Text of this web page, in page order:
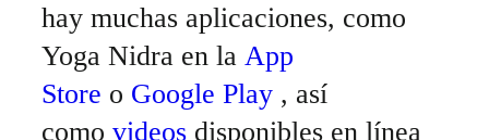
hay muchas aplicaciones, como
Yoga Nidra en la App
Store o Google Play , así
comovideos disponibles en línea